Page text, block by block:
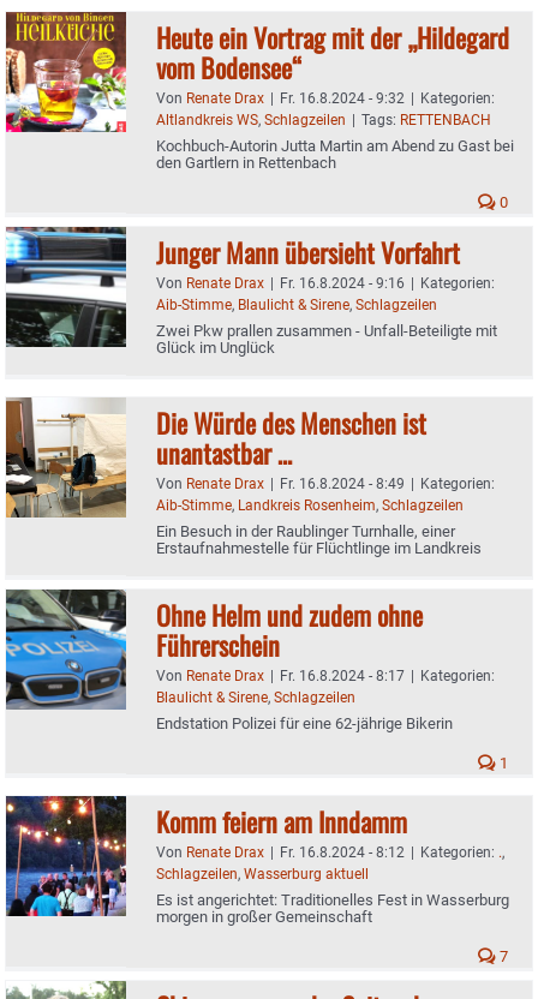
Heute ein Vortrag mit der „Hildegard
vom Bodensee“
Von Renate Drax | Fr. 16.8.2024 - 9:32 | Kategorien:
Altlandkreis WS, Schlagzeilen | Tags: RETTENBACH
Kochbuch-Autorin Jutta Martin am Abend zu Gast bei
den Gartlern in Rettenbach
0
Junger Mann übersieht Vorfahrt
Von Renate Drax | Fr. 16.8.2024 - 9:16 | Kategorien:
Aib-Stimme, Blaulicht & Sirene, Schlagzeilen
Zwei Pkw prallen zusammen - Unfall-Beteiligte mit
Glück im Unglück
Die Würde des Menschen ist
unantastbar …
Von Renate Drax | Fr. 16.8.2024 - 8:49 | Kategorien:
Aib-Stimme, Landkreis Rosenheim, Schlagzeilen
Ein Besuch in der Raublinger Turnhalle, einer
Erstaufnahmestelle für Flüchtlinge im Landkreis
Ohne Helm und zudem ohne
Führerschein
Von Renate Drax | Fr. 16.8.2024 - 8:17 | Kategorien:
Blaulicht & Sirene, Schlagzeilen
Endstation Polizei für eine 62-jährige Bikerin
1
Komm feiern am Inndamm
Von Renate Drax | Fr. 16.8.2024 - 8:12 | Kategorien: .,
Schlagzeilen, Wasserburg aktuell
Es ist angerichtet: Traditionelles Fest in Wasserburg
morgen in großer Gemeinschaft
7